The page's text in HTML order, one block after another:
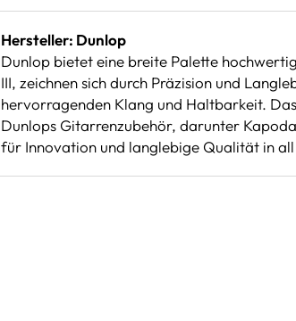
Hersteller: Dunlop
Dunlop bietet eine breite Palette
III, zeichnen sich durch Präzision und
hervorragenden Klang und Haltbarkeit.
Dunlops Gitarrenzubehör, darunter
für Innovation und langlebige Qualität in all